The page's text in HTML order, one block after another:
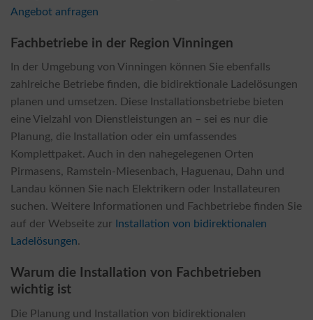
Angebot anfragen
Fachbetriebe in der Region Vinningen
In der Umgebung von Vinningen können Sie ebenfalls
zahlreiche Betriebe finden, die bidirektionale Ladelösungen
planen und umsetzen. Diese Installationsbetriebe bieten
eine Vielzahl von Dienstleistungen an – sei es nur die
Planung, die Installation oder ein umfassendes
Komplettpaket. Auch in den nahegelegenen Orten
Pirmasens, Ramstein-Miesenbach, Haguenau, Dahn und
Landau können Sie nach Elektrikern oder Installateuren
suchen. Weitere Informationen und Fachbetriebe finden Sie
auf der Webseite zur Installation von bidirektionalen
Ladelösungen.
Warum die Installation von Fachbetrieben
wichtig ist
Die Planung und Installation von bidirektionalen